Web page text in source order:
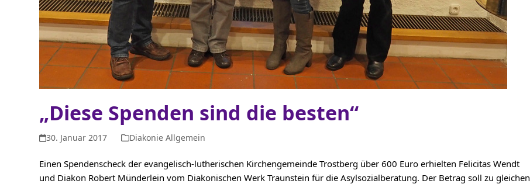
„Diese Spenden sind die besten“
30. Januar 2017 Diakonie Allgemein
Einen Spendenscheck der evangelisch-lutherischen Kirchengemeinde Trostberg über 600 Euro erhielten Felicitas Wendt
und Diakon Robert Münderlein vom Diakonischen Werk Traunstein für die Asylsozialberatung. Der Betrag soll zu gleichen